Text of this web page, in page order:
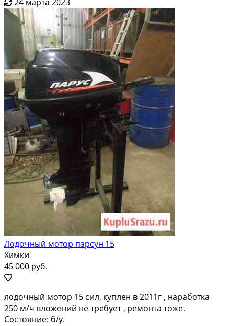
Лодочный мотор парсун 15
Химки
45 000 руб.
лодочный мотор 15 сил, куплен в 2011г , наработка
250 м/ч вложений не требует , ремонта тоже.
Состояние: б/у.